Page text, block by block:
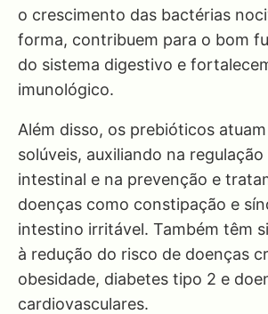
o crescimento das bactérias
forma, contribuem para o bom
do sistema digestivo e
imunológico.
Além disso, os prebióticos
solúveis, auxiliando na
intestinal e na prevenção e
doenças como constipação e
intestino irritável. Também têm
à redução do risco de doenças
obesidade, diabetes tipo 2 e
cardiovasculares.